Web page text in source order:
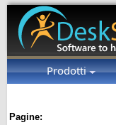
Prodotti
Pagine: